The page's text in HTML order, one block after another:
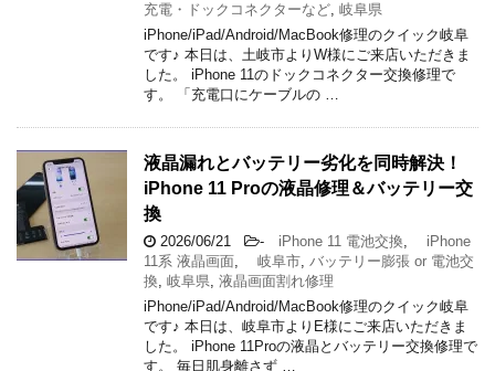
充電・ドックコネクターなど, 岐阜県
iPhone/iPad/Android/MacBook修理のクイック岐阜
です♪ 本日は、土岐市よりW様にご来店いただきま
した。 iPhone 11のドックコネクター交換修理で
す。 「充電口にケーブルの …
液晶漏れとバッテリー劣化を同時解決！
iPhone 11 Proの液晶修理＆バッテリー交
換
2026/06/21 - iPhone 11 電池交換,
iPhone
11系 液晶画面, 岐阜市, バッテリー膨張 or 電池交
換, 岐阜県, 液晶画面割れ修理
iPhone/iPad/Android/MacBook修理のクイック岐阜
です♪ 本日は、岐阜市よりE様にご来店いただきま
した。 iPhone 11Proの液晶とバッテリー交換修理で
す。 毎日肌身離さず …